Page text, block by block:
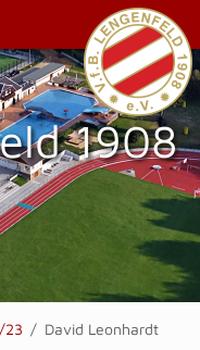
1908
23 David Leonhardt